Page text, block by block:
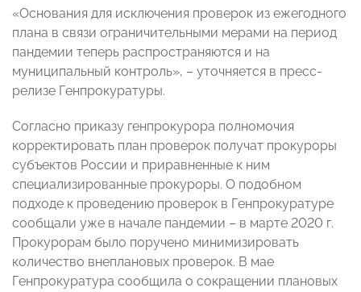
«Основания для исключения проверок из ежегодного
плана в связи ограничительными мерами на период
пандемии теперь распространяются и на
муниципальный контроль», – уточняется в пресс-
релизе Генпрокуратуры.
Согласно приказу генпрокурора полномочия
корректировать план проверок получат прокуроры
субъектов России и приравненные к ним
специализированные прокуроры. О подобном
подходе к проведению проверок в Генпрокуратуре
сообщали уже в начале пандемии – в марте 2020 г.
Прокурорам было поручено минимизировать
количество внеплановых проверок. В мае
Генпрокуратура сообщила о сокращении плановых